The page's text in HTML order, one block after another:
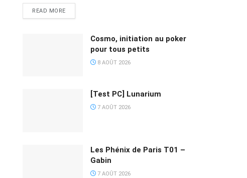
READ MORE
Cosmo, initiation au poker
pour tous petits
8 AOÛT 2026
[Test PC] Lunarium
7 AOÛT 2026
Les Phénix de Paris T01 –
Gabin
7 AOÛT 2026